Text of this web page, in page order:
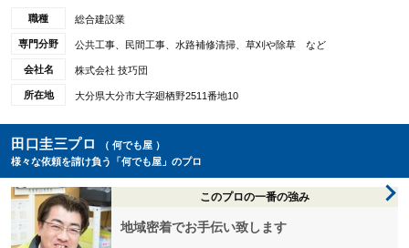
職種 総合建設業
専門分野 公共工事、民間工事、水路補修清掃、草刈や除草 など
会社名 株式会社 技巧団
所在地 大分県大分市大字廻栖野2511番地10
田口圭三プロ
（ 何でも屋 ）
様々な依頼を請け負う「何でも屋」のプロ
このプロの一番の強み
地域密着でお手伝い致します